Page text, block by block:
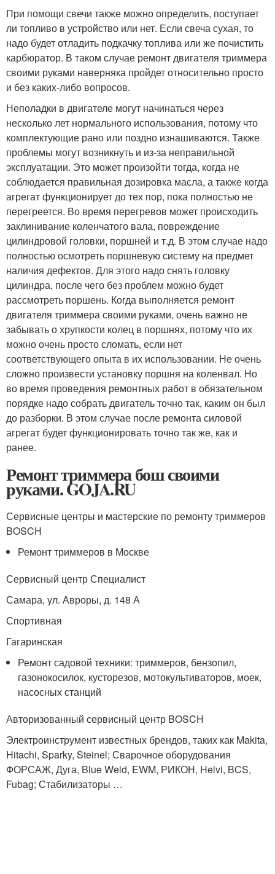
При помощи свечи также можно определить, поступает
ли топливо в устройство или нет. Если свеча сухая, то
надо будет отладить подкачку топлива или же почистить
карбюратор. В таком случае ремонт двигателя триммера
своими руками наверняка пройдет относительно просто
и без каких-либо вопросов.
Неполадки в двигателе могут начинаться через
несколько лет нормального использования, потому что
комплектующие рано или поздно изнашиваются. Также
проблемы могут возникнуть и из-за неправильной
эксплуатации. Это может произойти тогда, когда не
соблюдается правильная дозировка масла, а также когда
агрегат функционирует до тех пор, пока полностью не
перегреется. Во время перегревов может происходить
заклинивание коленчатого вала, повреждение
цилиндровой головки, поршней и т.д. В этом случае надо
полностью осмотреть поршневую систему на предмет
наличия дефектов. Для этого надо снять головку
цилиндра, после чего без проблем можно будет
рассмотреть поршень. Когда выполняется ремонт
двигателя триммера своими руками, очень важно не
забывать о хрупкости колец в поршнях, потому что их
можно очень просто сломать, если нет
соответствующего опыта в их использовании. Не очень
сложно произвести установку поршня на коленвал. Но
во время проведения ремонтных работ в обязательном
порядке надо собрать двигатель точно так, каким он был
до разборки. В этом случае после ремонта силовой
агрегат будет функционировать точно так же, как и
ранее.
Ремонт триммера бош своими
руками. GOJA.RU
Сервисные центры и мастерские по ремонту триммеров
BOSCH
Ремонт триммеров в Москве
Сервисный центр Специалист
Самара, ул. Авроры, д. 148 А
Спортивная
Гагаринская
Ремонт садовой техники: триммеров, бензопил,
газонокосилок, кусторезов, мотокультиваторов, моек,
насосных станций
Авторизованный сервисный центр BOSCH
Электроинструмент известных брендов, таких как Makita,
Hitachi, Sparky, Steinel; Сварочное оборудования
ФОРСАЖ, Дуга, Blue Weld, EWM, РИКОН, Helvi, BCS,
Fubag; Стабилизаторы …